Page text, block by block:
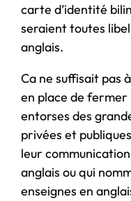
carte d’identité
seraient toutes
anglais.
Ca ne suffisait pas
en place de fermer
entorses des
privées et
leur
anglais ou qui
enseignes en